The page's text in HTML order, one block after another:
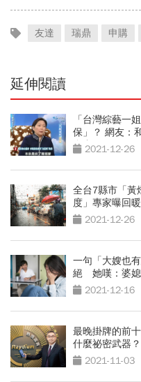
友達 瑞鼎 申購
延伸閱讀
「台灣綜藝一
保」？ 網友：
全拿2021-12-26
全台7縣市「
度」專家曝回
2021-12-26
一句「大嫂也
絕 她嘆：婆媳
2021-12-16
最晚掛牌的前
什麼祕密武器？
2021-11-03